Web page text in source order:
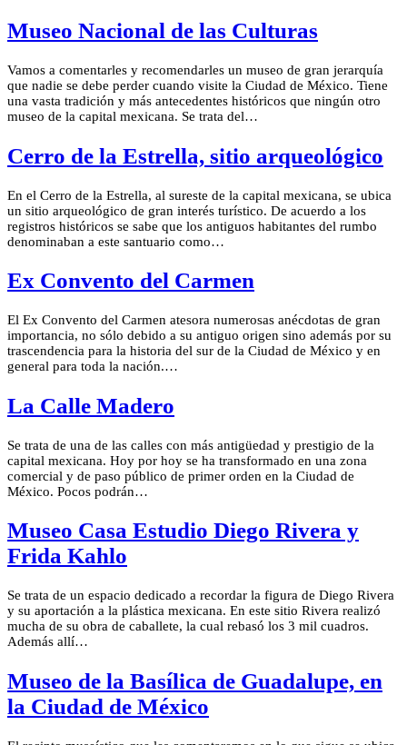
Museo Nacional de las Culturas
Vamos a comentarles y recomendarles un museo de gran jerarquía
que nadie se debe perder cuando visite la Ciudad de México. Tiene
una vasta tradición y más antecedentes históricos que ningún otro
museo de la capital mexicana. Se trata del…
Cerro de la Estrella, sitio arqueológico
En el Cerro de la Estrella, al sureste de la capital mexicana, se ubica
un sitio arqueológico de gran interés turístico. De acuerdo a los
registros históricos se sabe que los antiguos habitantes del rumbo
denominaban a este santuario como…
Ex Convento del Carmen
El Ex Convento del Carmen atesora numerosas anécdotas de gran
importancia, no sólo debido a su antiguo origen sino además por su
trascendencia para la historia del sur de la Ciudad de México y en
general para toda la nación.…
La Calle Madero
Se trata de una de las calles con más antigüedad y prestigio de la
capital mexicana. Hoy por hoy se ha transformado en una zona
comercial y de paso público de primer orden en la Ciudad de
México. Pocos podrán…
Museo Casa Estudio Diego Rivera y
Frida Kahlo
Se trata de un espacio dedicado a recordar la figura de Diego Rivera
y su aportación a la plástica mexicana. En este sitio Rivera realizó
mucha de su obra de caballete, la cual rebasó los 3 mil cuadros.
Además allí…
Museo de la Basílica de Guadalupe, en
la Ciudad de México